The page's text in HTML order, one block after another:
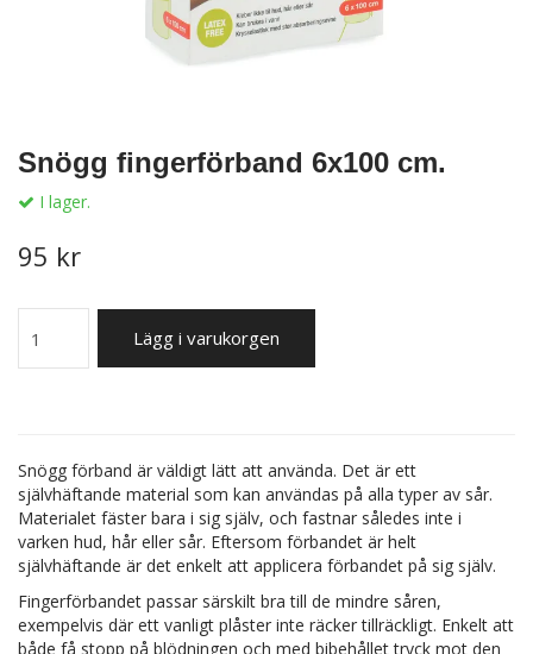
Snögg fingerförband 6x100 cm.
I lager.
95 kr
Lägg i varukorgen
Snögg förband är väldigt lätt att använda. Det är ett
självhäftande material som kan användas på alla typer av sår.
Materialet fäster bara i sig själv, och fastnar således inte i
varken hud, hår eller sår. Eftersom förbandet är helt
självhäftande är det enkelt att applicera förbandet på sig själv.
Fingerförbandet passar särskilt bra till de mindre såren,
exempelvis där ett vanligt plåster inte räcker tillräckligt. Enkelt att
både få stopp på blödningen och med bibehållet tryck mot den